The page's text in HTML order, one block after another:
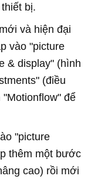
bị.
và hiện đại
vào "picture
& display" (hình
(điều
để
"picture
thêm một bước
cao) rồi mới